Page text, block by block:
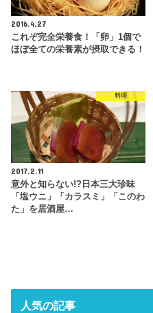
2016.4.27
これぞ完全栄養食！「卵」1個で
ほぼ全ての栄養素が摂取できる！
料理
2017.2.11
意外と知らない!?日本三大珍味
「塩ウニ」「カラスミ」「このわ
た」を居酒屋…
人気の記事